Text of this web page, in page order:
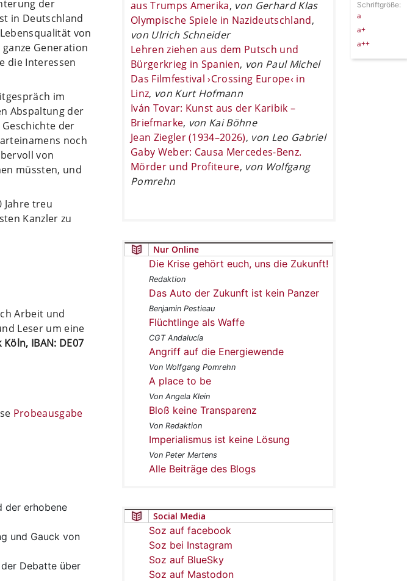
der
in Deutschland
von
Generation
die Interessen
im
Abspaltung der
der
noch
von
müssten, und
Jahre treu
Kanzler zu
Arbeit und
Leser um eine
IBAN: DE07
Probeausgabe
der erhobene
und Gauck von
Debatte über
aus Trumps Amerika, von Gerhard Klas
Olympische Spiele in Nazideutschland,
von Ulrich Schneider
Lehren ziehen aus dem Putsch und
Bürgerkrieg in Spanien, von Paul Michel
Das Filmfestival ›Crossing Europe‹ in
Linz, von Kurt Hofmann
Iván Tovar: Kunst aus der Karibik –
Briefmarke, von Kai Böhne
Jean Ziegler (1934–2026), von Leo Gabriel
Gaby Weber: Causa Mercedes-Benz.
Mörder und Profiteure, von Wolfgang
Pomrehn
Nur Online
Die Krise gehört euch, uns die Zukunft!
Redaktion
Das Auto der Zukunft ist kein Panzer
Benjamin Pestieau
Flüchtlinge als Waffe
CGT Andalucía
Angriff auf die Energiewende
Von Wolfgang Pomrehn
A place to be
Von Angela Klein
Bloß keine Transparenz
Von Redaktion
Imperialismus ist keine Lösung
Von Peter Mertens
Alle Beiträge des Blogs
Social Media
Soz auf facebook
Soz bei Instagram
Soz auf BlueSky
Soz auf Mastodon
Schriftgröße:
a
a+
a++